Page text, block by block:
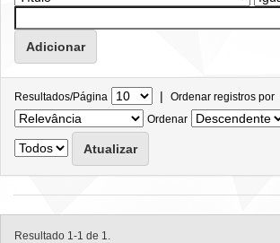
Resultados/Página | Ordenar registros por
Ordenar
Resultado 1-1 de 1.